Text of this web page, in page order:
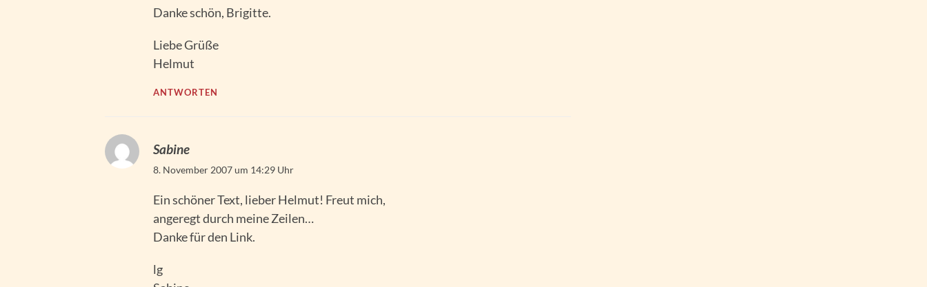
Danke schön, Brigitte.
Liebe Grüße
Helmut
ANTWORTEN
Sabine
8. November 2007 um 14:29 Uhr
Ein schöner Text, lieber Helmut! Freut mich,
angeregt durch meine Zeilen…
Danke für den Link.
lg